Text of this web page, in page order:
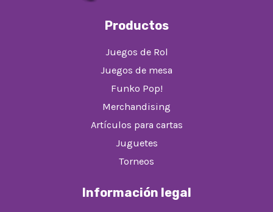
Productos
Juegos de Rol
Juegos de mesa
Funko Pop!
Merchandising
Artículos para cartas
Juguetes
Torneos
Información legal